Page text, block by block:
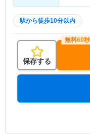
駅から徒歩10分以内
保存する